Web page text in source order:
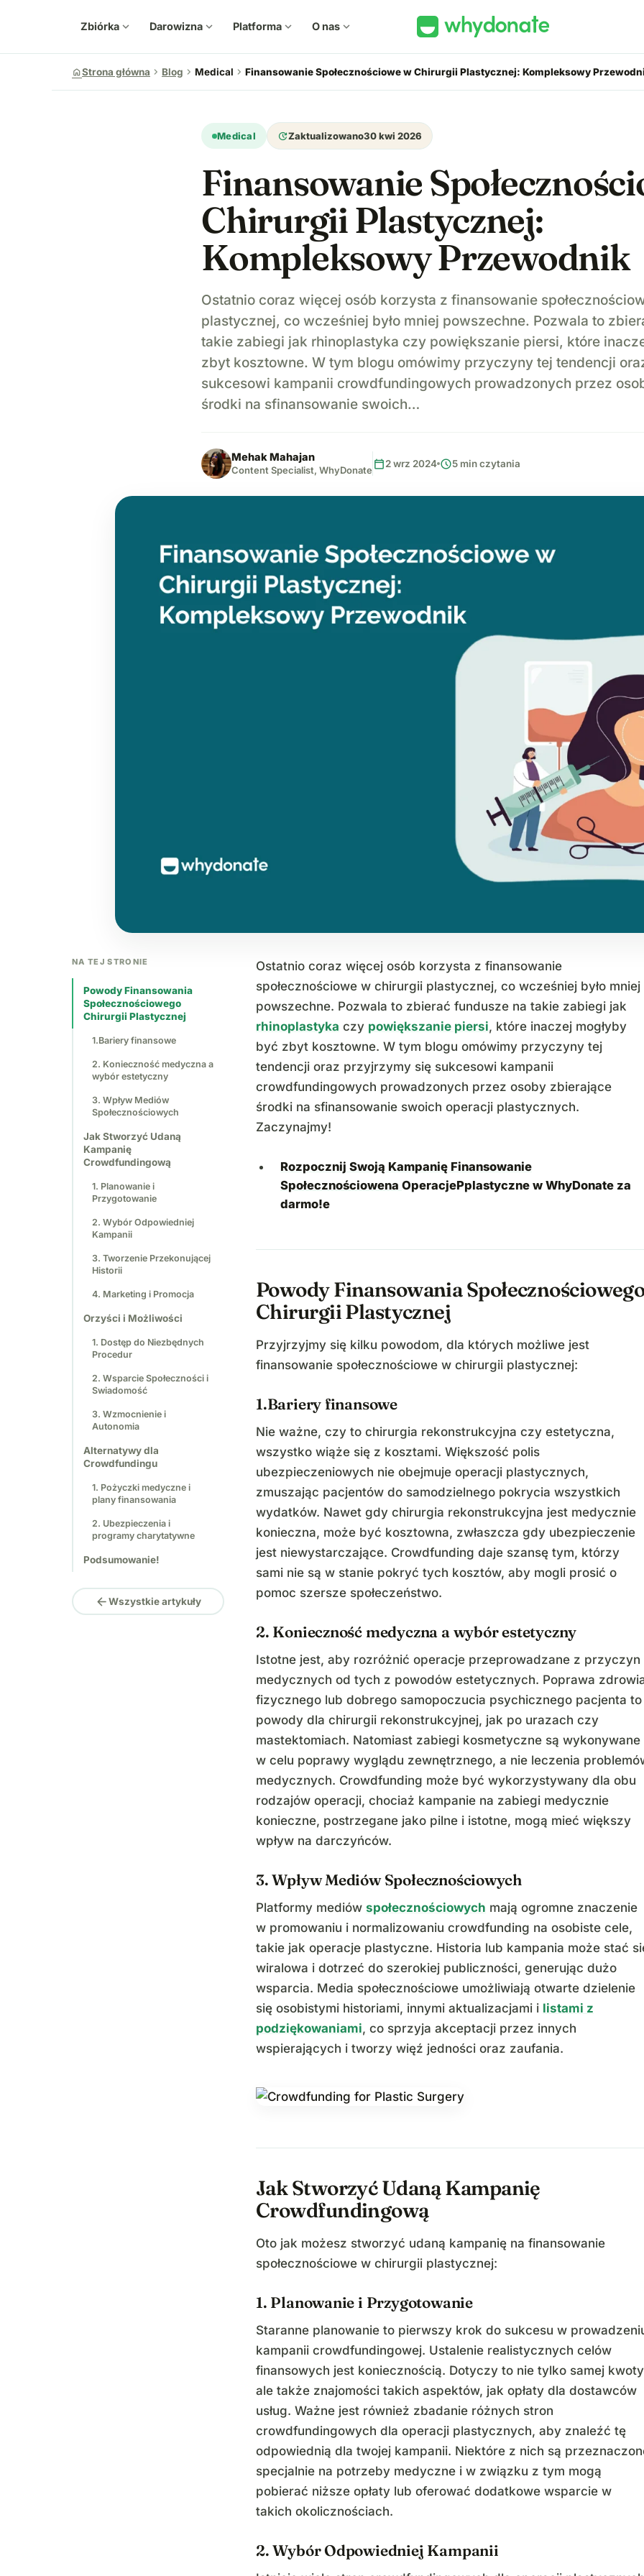
Zbiórka expand_more Darowizna expand_more Platforma expand_more O nas expand_more
homeStrona główna chevron_right Blog chevron_right Medical chevron_right Finansowanie Społecznościowe w Chirurgii Plastycznej: Kompleksowy
Medical updateZaktualizowano30 kwi 2026
Finansowanie
Chirurgii Plastycznej:
Kompleksowy Przewodnik
Ostatnio coraz więcej osób korzysta z finansowanie
plastycznej, co wcześniej było mniej powszechne. Pozwala to
takie zabiegi jak rhinoplastyka czy powiększanie piersi, które
zbyt kosztowne. W tym blogu omówimy przyczyny tej tendencji
sukcesowi kampanii crowdfundingowych prowadzonych przez
środki na sfinansowanie swoich…
Mehak Mahajan
Content Specialist, WhyDonate calendar_today2 wrz 2024 schedule5 min czytania
NA TEJ STRONIE
Powody Finansowania
Społecznościowego
Chirurgii Plastycznej
1.Bariery finansowe
2. Konieczność medyczna a
wybór estetyczny
3. Wpływ Mediów
Społecznościowych
Jak Stworzyć Udaną
Kampanię
Crowdfundingową
1. Planowanie i
Przygotowanie
2. Wybór Odpowiedniej
Kampanii
3. Tworzenie Przekonującej
Historii
4. Marketing i Promocja
Orzyści i Możliwości
1. Dostęp do Niezbędnych
Procedur
2. Wsparcie Społeczności i
Swiadomość
3. Wzmocnienie i
Autonomia
Alternatywy dla
Crowdfundingu
1. Pożyczki medyczne i
plany finansowania
2. Ubezpieczenia i
programy charytatywne
Podsumowanie!
arrow_backWszystkie artykuły
Ostatnio coraz więcej osób korzysta z finansowanie
społecznościowe w chirurgii plastycznej, co wcześniej było mniej
powszechne. Pozwala to zbierać fundusze na takie zabiegi jak
rhinoplastyka czy powiększanie piersi, które inaczej mogłyby
być zbyt kosztowne. W tym blogu omówimy przyczyny tej
tendencji oraz przyjrzymy się sukcesowi kampanii
crowdfundingowych prowadzonych przez osoby zbierające
środki na sfinansowanie swoich operacji plastycznych.
Zaczynajmy!
Rozpocznij Swoją Kampanię Finansowanie
Społecznościowena OperacjePplastyczne w WhyDonate za
darmo!e
Powody Finansowania
Chirurgii Plastycznej
Przyjrzyjmy się kilku powodom, dla których możliwe jest
finansowanie społecznościowe w chirurgii plastycznej:
1.Bariery finansowe
Nie ważne, czy to chirurgia rekonstrukcyjna czy estetyczna,
wszystko wiąże się z kosztami. Większość polis
ubezpieczeniowych nie obejmuje operacji plastycznych,
zmuszając pacjentów do samodzielnego pokrycia wszystkich
wydatków. Nawet gdy chirurgia rekonstrukcyjna jest medycznie
konieczna, może być kosztowna, zwłaszcza gdy ubezpieczenie
jest niewystarczające. Crowdfunding daje szansę tym, którzy
sami nie są w stanie pokryć tych kosztów, aby mogli prosić o
pomoc szersze społeczeństwo.
2. Konieczność medyczna a wybór estetyczny
Istotne jest, aby rozróżnić operacje przeprowadzane z przyczyn
medycznych od tych z powodów estetycznych. Poprawa
fizycznego lub dobrego samopoczucia psychicznego pacjenta to
powody dla chirurgii rekonstrukcyjnej, jak po urazach czy
mastektomiach. Natomiast zabiegi kosmetyczne są wykonywane
w celu poprawy wyglądu zewnętrznego, a nie leczenia
medycznych. Crowdfunding może być wykorzystywany dla obu
rodzajów operacji, chociaż kampanie na zabiegi medycznie
konieczne, postrzegane jako pilne i istotne, mogą mieć większy
wpływ na darczyńców.
3. Wpływ Mediów Społecznościowych
Platformy mediów społecznościowych mają ogromne znaczenie
w promowaniu i normalizowaniu crowdfunding na osobiste cele,
takie jak operacje plastyczne. Historia lub kampania może stać
wiralowa i dotrzeć do szerokiej publiczności, generując dużo
wsparcia. Media społecznościowe umożliwiają otwarte dzielenie
się osobistymi historiami, innymi aktualizacjami i listami z
podziękowaniami, co sprzyja akceptacji przez innych
wspierających i tworzy więź jedności oraz zaufania.
Jak Stworzyć Udaną Kampanię
Crowdfundingową
Oto jak możesz stworzyć udaną kampanię na finansowanie
społecznościowe w chirurgii plastycznej:
1. Planowanie i Przygotowanie
Staranne planowanie to pierwszy krok do sukcesu w
kampanii crowdfundingowej. Ustalenie realistycznych celów
finansowych jest koniecznością. Dotyczy to nie tylko samej
ale także znajomości takich aspektów, jak opłaty dla dostawców
usług. Ważne jest również zbadanie różnych stron
crowdfundingowych dla operacji plastycznych, aby znaleźć tę
odpowiednią dla twojej kampanii. Niektóre z nich są
specjalnie na potrzeby medyczne i w związku z tym mogą
pobierać niższe opłaty lub oferować dodatkowe wsparcie w
takich okolicznościach.
2. Wybór Odpowiedniej Kampanii